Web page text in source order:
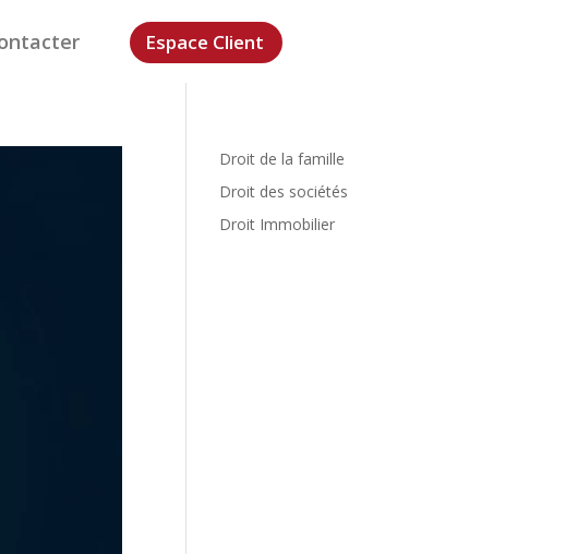
Espace Client
Droit de la famille
Droit des sociétés
Droit Immobilier